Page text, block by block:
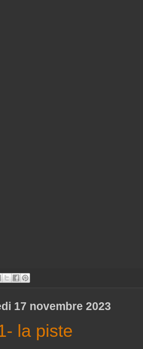
17 novembre 2023
la piste